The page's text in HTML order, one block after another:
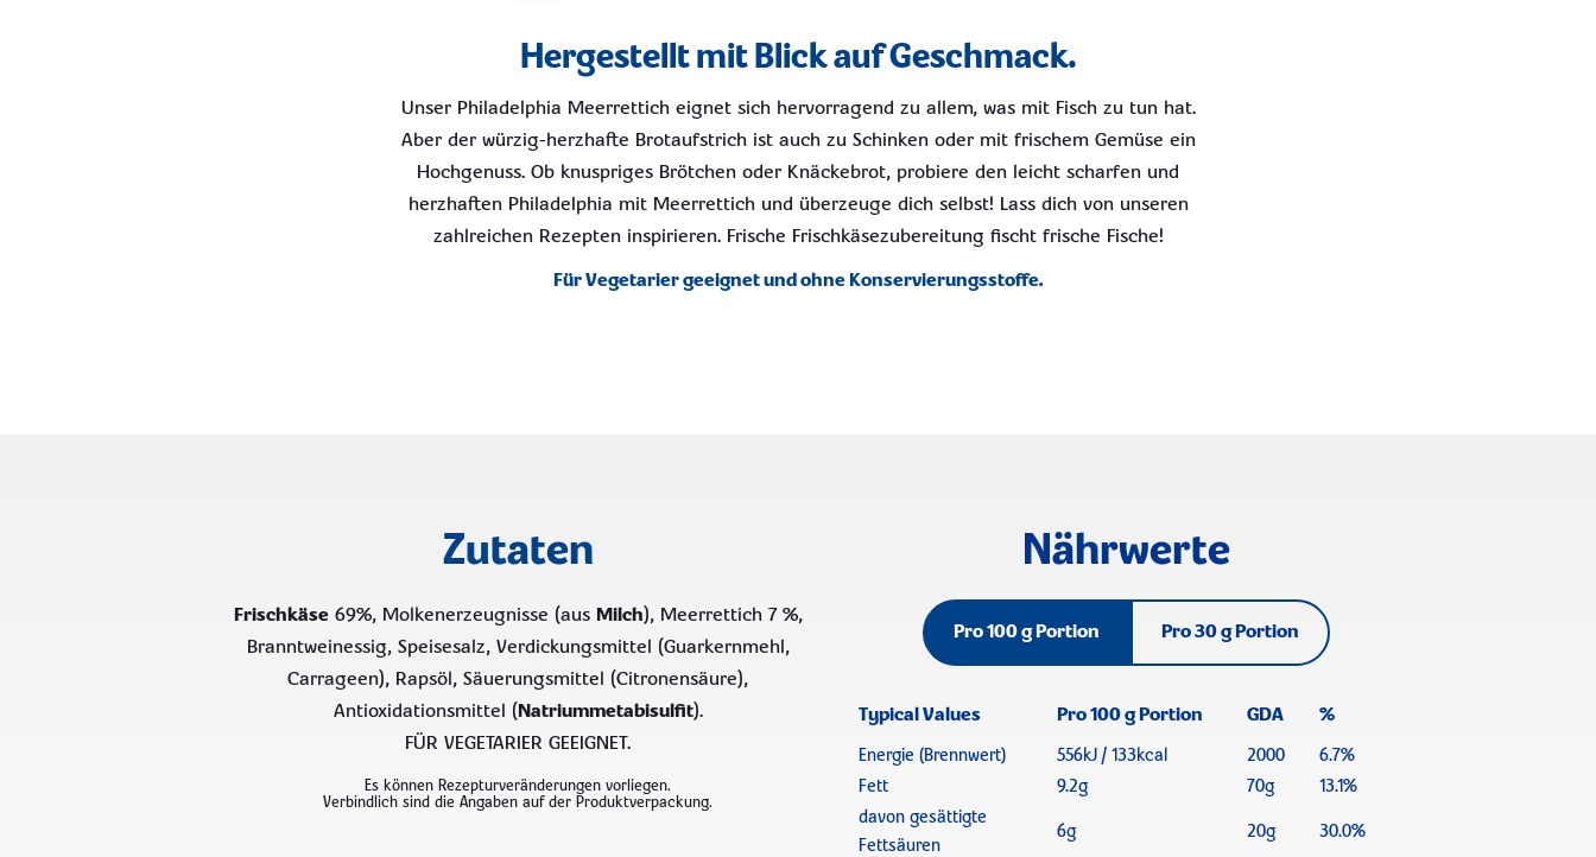
Hergestellt mit Blick auf Geschmack.
Unser Philadelphia Meerrettich eignet sich hervorragend zu allem, was mit Fisch zu tun hat.
Aber der würzig-herzhafte Brotaufstrich ist auch zu Schinken oder mit frischem Gemüse ein
Hochgenuss. Ob knuspriges Brötchen oder Knäckebrot, probiere den leicht scharfen und
herzhaften Philadelphia mit Meerrettich und überzeuge dich selbst! Lass dich von unseren
zahlreichen Rezepten inspirieren. Frische Frischkäsezubereitung fischt frische Fische!
Für Vegetarier geeignet und ohne Konservierungsstoffe.
Zutaten
Frischkäse69%, Molkenerzeugnisse (aus Milch), Meerrettich 7 %,
Branntweinessig, Speisesalz, Verdickungsmittel (Guarkernmehl,
Carrageen), Rapsöl, Säuerungsmittel (Citronensäure),
Antioxidationsmittel (Natriummetabisulfit).
FÜR VEGETARIER GEEIGNET.
Es können Rezepturveränderungen vorliegen.
Verbindlich sind die Angaben auf der Produktverpackung.
Nährwerte
Pro 100 g Portion Pro 30 g Portion
Typical Values Pro 100 g Portion GDA %
Energie (Brennwert) 556kJ / 133kcal 2000
6.7%
Fett
9.2g 70g
13.1%
davon gesättigte
Fettsäuren
6g 20g 30.0%